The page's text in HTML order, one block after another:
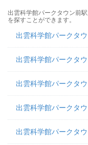
出雲科学館パークタウン前
を探すことができます。
出雲科学館パークタ
出雲科学館パークタ
出雲科学館パークタ
出雲科学館パークタ
出雲科学館パークタ